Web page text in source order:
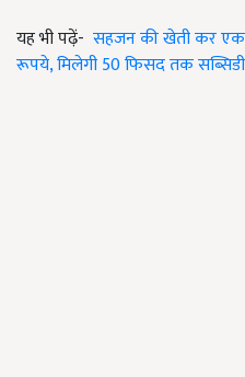
यह भी पढ़ें- सहजन की खेती कर
रूपये, मिलेगी 50 फिसद तक सब्सिडी